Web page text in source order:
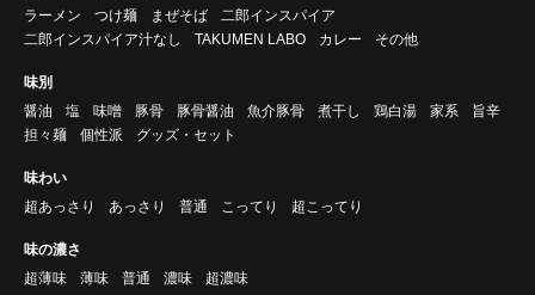
ラーメン
つけ麺 まぜそば
二郎インスパイア
二郎インスパイア汁なし
TAKUMEN LABO カレー その他
味別
醤油
塩 味噌 豚骨 豚骨醤油 魚介豚骨 煮干し 鶏白湯 家系
旨辛
担々麺
個性派 グッズ・セット
味わい
超あっさり
あっさり 普通 こってり 超こってり
味の濃さ
超薄味
薄味 普通 濃味 超濃味